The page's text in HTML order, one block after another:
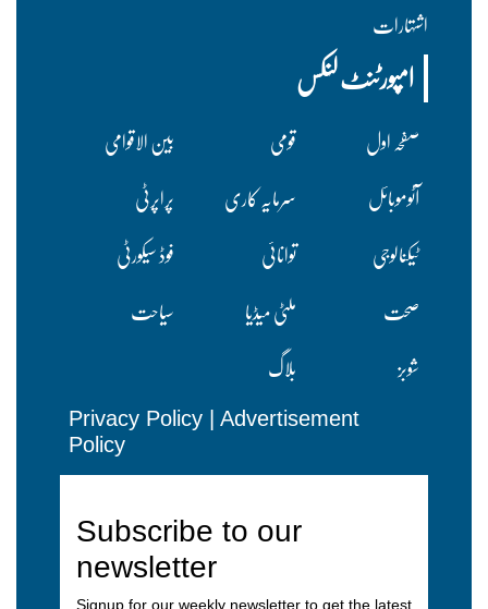
اشتہارات
امپورٹنٹ لنکس
صفحہ اول قومی
بین الاقوامی
آٹوموبائل
سرمایہ کاری
پراپرٹی
ٹیکنالوجی
توانائی
فوڈ سیکورٹی
صحت
ملٹی میڈیا
سیاحت
شوبز
بلاگ
Privacy Policy
Advertisement
Policy
Subscribe to our
newsletter
Signup for our weekly newsletter to get the latest